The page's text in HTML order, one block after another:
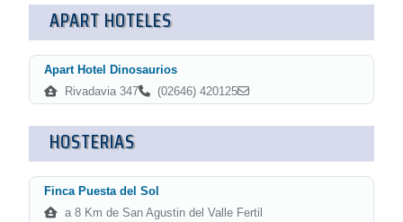
APART HOTELES
Apart Hotel Dinosaurios
Rivadavia 347
(02646) 420125
HOSTERIAS
Finca Puesta del Sol
a 8 Km de San Agustin del Valle Fertil